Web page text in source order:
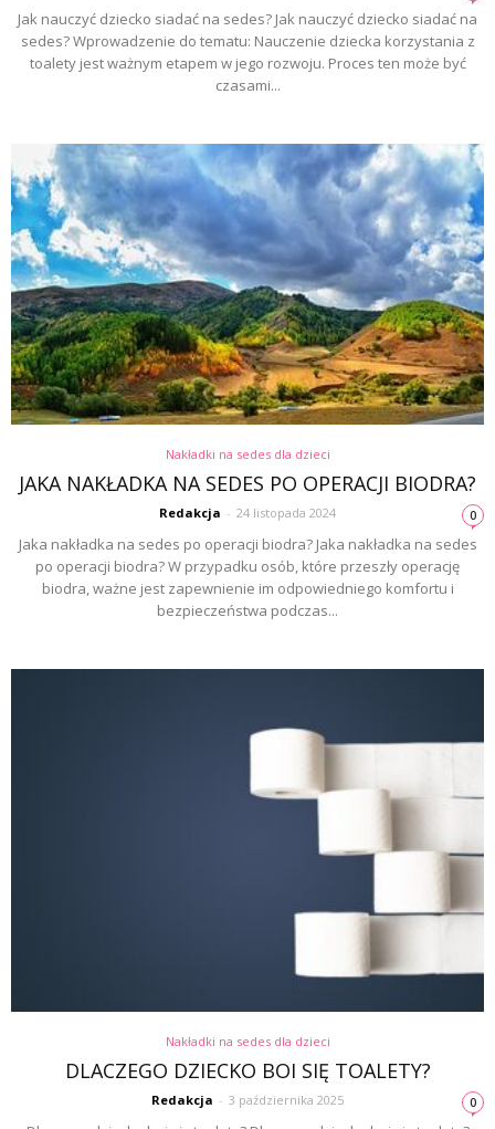
Jak nauczyć dziecko siadać na sedes? Jak nauczyć dziecko siadać na
sedes? Wprowadzenie do tematu: Nauczenie dziecka korzystania z
toalety jest ważnym etapem w jego rozwoju. Proces ten może być
czasami...
Nakładki na sedes dla dzieci
JAKA NAKŁADKA NA SEDES PO OPERACJI BIODRA?
Redakcja - 24 listopada 2024 0
Jaka nakładka na sedes po operacji biodra? Jaka nakładka na sedes
po operacji biodra? W przypadku osób, które przeszły operację
biodra, ważne jest zapewnienie im odpowiedniego komfortu i
bezpieczeństwa podczas...
Nakładki na sedes dla dzieci
DLACZEGO DZIECKO BOI SIĘ TOALETY?
Redakcja - 3 października 2025 0